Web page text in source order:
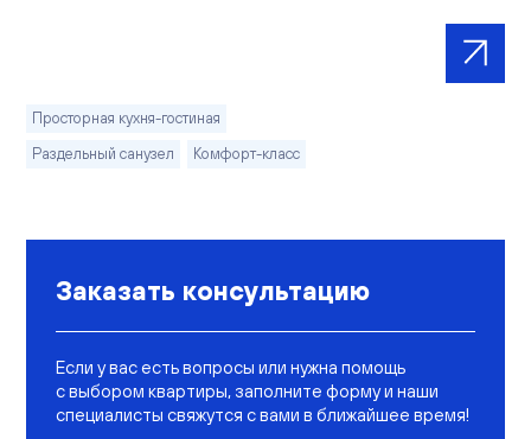
Просторная кухня-гостиная
Раздельный санузел
Комфорт-класс
Заказать консультацию
Если у вас есть вопросы или нужна помощь
с выбором квартиры, заполните форму и наши
специалисты свяжутся с вами в ближайшее время!